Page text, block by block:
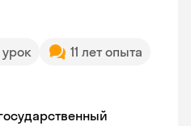
урок
11 лет опыта